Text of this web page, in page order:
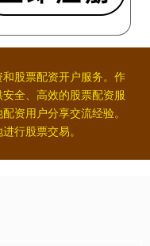
股票配资开户服务。作
全、高效的股票配资服
资用户分享交流经验。
行股票交易。